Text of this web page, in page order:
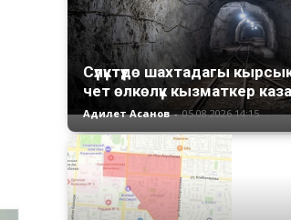
Сүлүктүдө шахтадагы
чет өлкөлүк кызматкер
Адилет Асанов - 05.08.2026 14:15